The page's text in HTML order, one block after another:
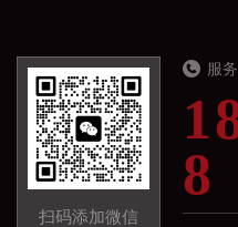
扫码添加微信
服
8